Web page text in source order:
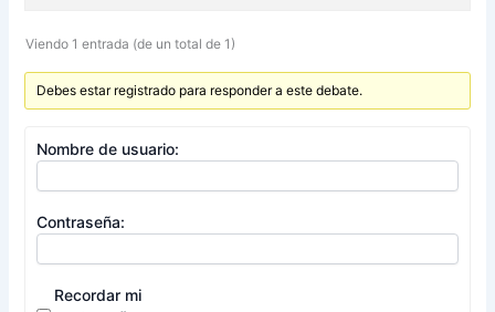
Viendo 1 entrada (de un total de 1)
Debes estar registrado para responder a este debate.
Nombre de usuario:
Contraseña:
Recordar mi